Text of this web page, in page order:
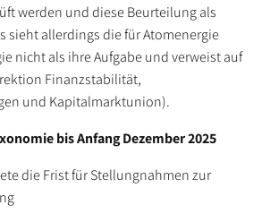
werden und diese Beurteilung als
sieht allerdings die für Atomenergie
nicht als ihre Aufgabe und verweist auf
Finanzstabilität,
und Kapitalmarktunion).
bis Anfang Dezember 2025
die Frist für Stellungnahmen zur